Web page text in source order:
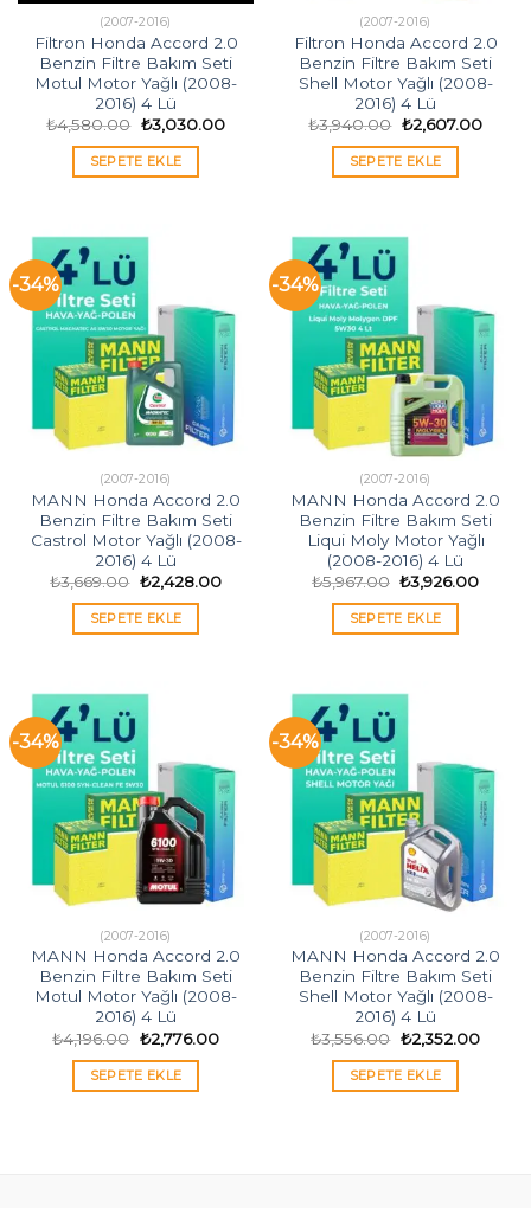
(2007-2016)
Filtron Honda Accord 2.0
Benzin Filtre Bakım Seti
Motul Motor Yağlı (2008-
2016) 4 Lü
₺4,580.00 Orijinal
fiyat:
₺4,580.00.
₺3,030.00Şu
SEPETE EKLE
(2007-2016)
Filtron Honda Accord 2.0
Benzin Filtre Bakım Seti
Shell Motor Yağlı (2008-
2016) 4 Lü
₺3,940.00 Orijinal
fiyat:
₺3,940.00.
₺2,607.00Şu
SEPETE EKLE
-34%
(2007-2016)
MANN Honda Accord 2.0
Benzin Filtre Bakım Seti
Castrol Motor Yağlı (2008-
2016) 4 Lü
₺3,669.00 Orijinal
fiyat:
₺3,669.00.
₺2,428.00Şu
SEPETE EKLE
-34%
(2007-2016)
MANN Honda Accord 2.0
Benzin Filtre Bakım Seti
Liqui Moly Motor Yağlı
(2008-2016) 4 Lü
₺5,967.00 Orijinal
fiyat:
₺5,967.00.
₺3,926.00Şu
SEPETE EKLE
-34%
(2007-2016)
MANN Honda Accord 2.0
Benzin Filtre Bakım Seti
Motul Motor Yağlı (2008-
2016) 4 Lü
₺4,196.00 Orijinal
fiyat:
₺4,196.00.
₺2,776.00Şu
SEPETE EKLE
-34%
(2007-2016)
MANN Honda Accord 2.0
Benzin Filtre Bakım Seti
Shell Motor Yağlı (2008-
2016) 4 Lü
₺3,556.00 Orijinal
fiyat:
₺3,556.00.
₺2,352.00Şu
SEPETE EKLE